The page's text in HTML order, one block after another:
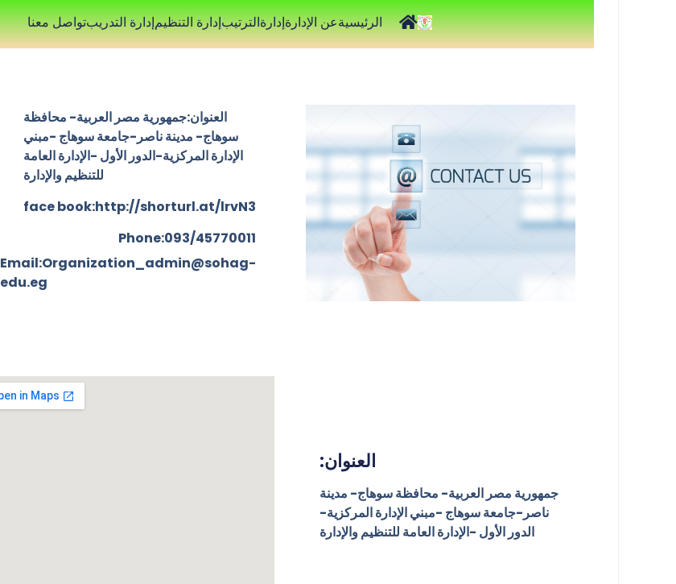
الرئيسيةعن الإدارةإدارةالترتيبإدارة التنظيمإدارة التدريبتواصل معنا
العنوان:جمهورية مصر العربية- محافظة
سوهاج- مدينة ناصر-جامعة سوهاج -مبني
الإدارة المركزية-الدور الأول -الإدارة العامة
للتنظيم والإدارة
face book:http://shorturl.at/lrvN3
Phone:093/45770011
Email:Organization_admin@sohag-
edu.eg
العنوان:
جمهورية مصر العربية- محافظة سوهاج- مدينة
ناصر-جامعة سوهاج -مبني الإدارة المركزية-
الدور الأول -الإدارة العامة للتنظيم والإدارة